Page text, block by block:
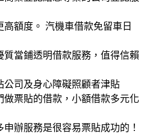
高額度。 汽機車借款免留車日
質當鋪透明借款服務，值得信賴
公司及身心障礙照顧者津貼
做票貼的借款，小額借款多元化
辦服務是很容易票貼成功的！